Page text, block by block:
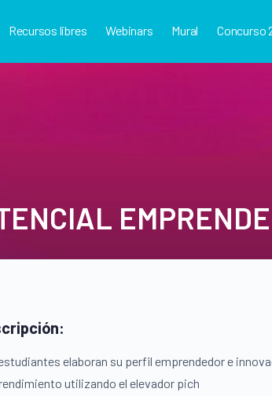
Recursos libres Webinars Mural Concurso
elaboran su perfil emprendedor e
utilizando el elevador pich